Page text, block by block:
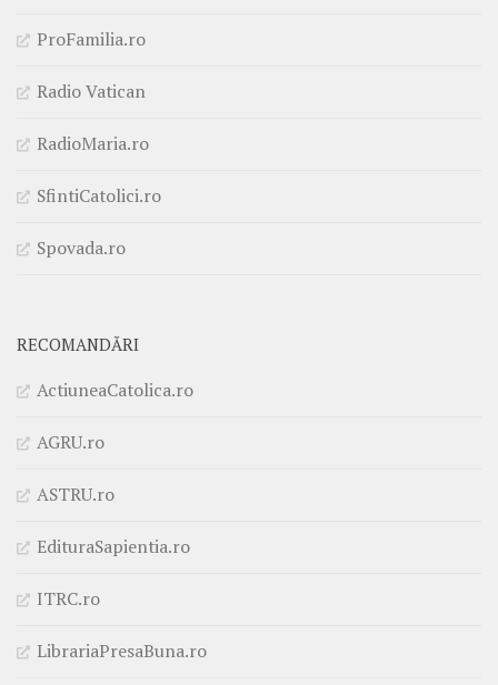
ProFamilia.ro
Radio Vatican
RadioMaria.ro
SfintiCatolici.ro
Spovada.ro
RECOMANDĂRI
ActiuneaCatolica.ro
AGRU.ro
ASTRU.ro
EdituraSapientia.ro
ITRC.ro
LibrariaPresaBuna.ro